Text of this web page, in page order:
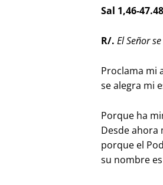
Sal 1,46-
R/. El Señor
Proclama mi
se alegra mi
Porque ha
Desde ahora
porque el
su nombre